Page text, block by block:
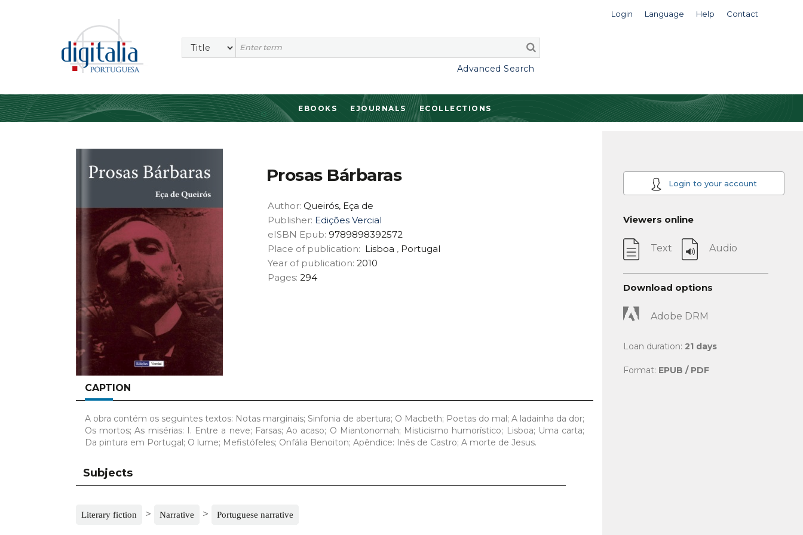
Login Language Help Contact
Advanced Search
EBOOKS EJOURNALS ECOLLECTIONS
Prosas Bárbaras
Author: Queirós, Eça de
Publisher: Edições Vercial
eISBN Epub: 9789898392572
Place of publication: Lisboa , Portugal
Year of publication: 2010
Pages: 294
CAPTION
A obra contém os seguintes textos: Notas marginais; Sinfonia de abertura; O Macbeth; Poetas do mal; A ladainha da dor;
Os mortos; As misérias: I. Entre a neve; Farsas; Ao acaso; O Miantonomah; Misticismo humorístico; Lisboa; Uma carta;
Da pintura em Portugal; O lume; Mefistófeles; Onfália Benoiton; Apêndice: Inês de Castro; A morte de Jesus.
Subjects
Literary fiction > Narrative > Portuguese narrative
Login to your account
Viewers online
Text Audio
Download options
Adobe DRM
Loan duration: 21 days
Format: EPUB / PDF